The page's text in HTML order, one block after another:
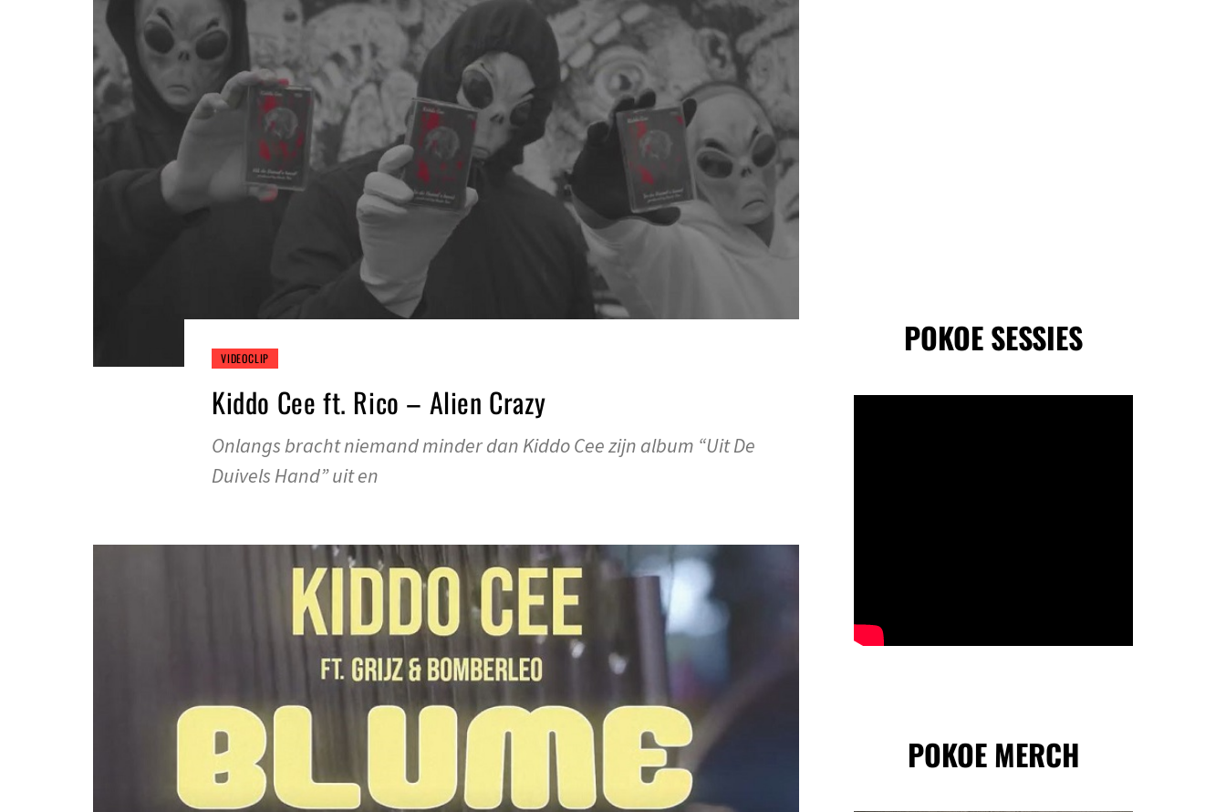
VIDEOCLIP
Kiddo Cee ft. Rico – Alien Crazy
Onlangs bracht niemand minder dan Kiddo Cee zijn album “Uit De
Duivels Hand” uit en
POKOE SESSIES
POKOE MERCH